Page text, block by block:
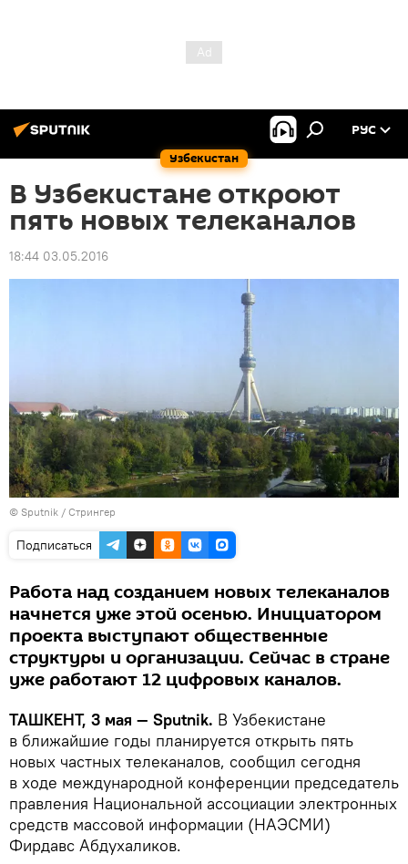
Узбекистан
РУС
В Узбекистане откроют
пять новых телеканалов
18:44 03.05.2016
© Sputnik / Стрингер
Подписаться
Работа над созданием новых телеканалов
начнется уже этой осенью. Инициатором
проекта выступают общественные
структуры и организации. Сейчас в стране
уже работают 12 цифровых каналов.
ТАШКЕНТ, 3 мая — Sputnik. В Узбекистане
в ближайшие годы планируется открыть пять
новых частных телеканалов, сообщил сегодня
в ходе международной конференции председатель
правления Национальной ассоциации электронных
средств массовой информации (НАЭСМИ)
Фирдавс Абдухаликов.